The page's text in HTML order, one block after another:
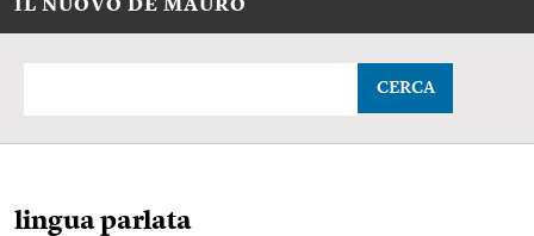
IL NUOVO DE MAURO
CERCA
lingua parlata